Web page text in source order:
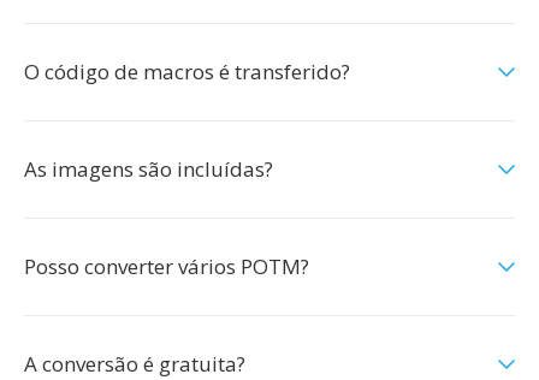
O código de macros é transferido?
As imagens são incluídas?
Posso converter vários POTM?
A conversão é gratuita?